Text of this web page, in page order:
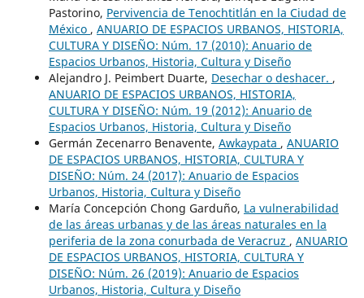
Pastorino, Pervivencia de Tenochtitlán en la Ciudad de
México , ANUARIO DE ESPACIOS URBANOS, HISTORIA,
CULTURA Y DISEÑO: Núm. 17 (2010): Anuario de
Espacios Urbanos, Historia, Cultura y Diseño
Alejandro J. Peimbert Duarte, Desechar o deshacer. ,
ANUARIO DE ESPACIOS URBANOS, HISTORIA,
CULTURA Y DISEÑO: Núm. 19 (2012): Anuario de
Espacios Urbanos, Historia, Cultura y Diseño
Germán Zecenarro Benavente, Awkaypata , ANUARIO
DE ESPACIOS URBANOS, HISTORIA, CULTURA Y
DISEÑO: Núm. 24 (2017): Anuario de Espacios
Urbanos, Historia, Cultura y Diseño
María Concepción Chong Garduño, La vulnerabilidad
de las áreas urbanas y de las áreas naturales en la
periferia de la zona conurbada de Veracruz , ANUARIO
DE ESPACIOS URBANOS, HISTORIA, CULTURA Y
DISEÑO: Núm. 26 (2019): Anuario de Espacios
Urbanos, Historia, Cultura y Diseño